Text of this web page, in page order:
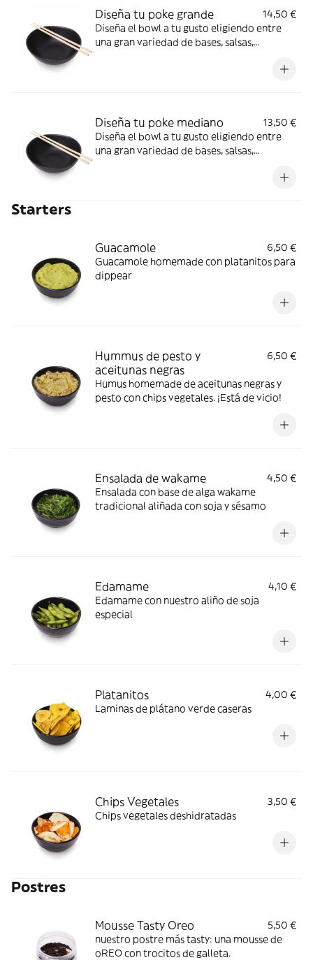
Diseña tu poke grande
14,50 €
Diseña el bowl a tu gusto eligiendo entre
una gran variedad de bases, salsas,
Diseña tu poke mediano
13,50 €
Diseña el bowl a tu gusto eligiendo entre
una gran variedad de bases, salsas,
Starters
Guacamole
6,50 €
Guacamole homemade con platanitos para
dippear
Hummus de pesto y
aceitunas negras
6,50 €
Humus homemade de aceitunas negras y
pesto con chips vegetales. ¡Está de vicio!
Ensalada de wakame
4,50 €
Ensalada con base de alga wakame
tradicional aliñada con soja y sésamo
Edamame
4,10 €
Edamame con nuestro aliño de soja
especial
Platanitos
4,00 €
Laminas de plátano verde caseras
Chips Vegetales
3,50 €
Chips vegetales deshidratadas
Postres
Mousse Tasty Oreo
5,50 €
nuestro postre más tasty: una mousse de
oREO con trocitos de galleta.